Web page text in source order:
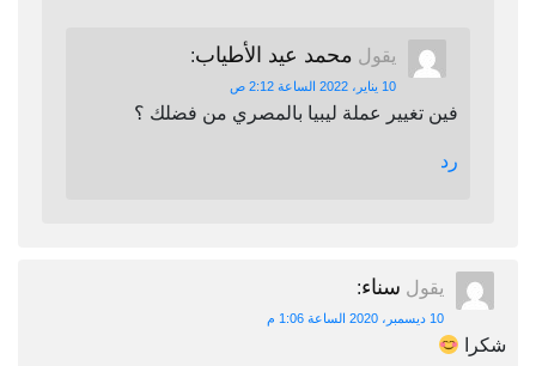
يقول محمد عيد الأطياب:
10 يناير، 2022 الساعة 2:12 ص
فين تغيير عملة ليبيا بالمصري من فضلك ؟
رد
يقول سناء:
10 ديسمبر، 2020 الساعة 1:06 م
شكرا